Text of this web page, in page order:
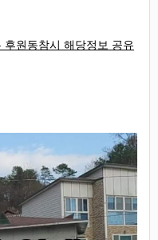
원동참시 해당정보 공유